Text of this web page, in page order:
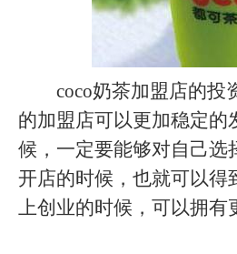
coco奶茶加盟店的投
的加盟店可以更加稳定
候，一定要能够对自己选
开店的时候，也就可以得
上创业的时候，可以拥有